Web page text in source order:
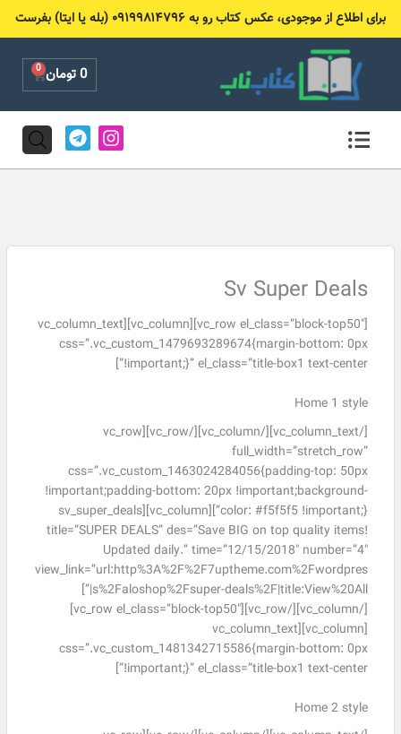
برای اطلاع از موجودی، عکس کتاب رو به ۰۹۱۹۹۸۱۴۷۹۶ (بله یا ایتا) بفرست
0تومان 0
Cart
I
n
s
r
T
e
l
a
Sv Super Deals
[vc_row el_class=”block-top50″][vc_column][vc_column_text
css=”.vc_custom_1479693289674{margin-bottom: 0px
!important;}” el_class=”title-box1 text-center”]
Home 1 style
[/vc_column_text][/vc_column][/vc_row][vc_row
full_width=”stretch_row”
css=”.vc_custom_1463024284056{padding-top: 50px
!important;padding-bottom: 20px !important;background-
color: #f5f5f5 !important;}”][vc_column][sv_super_deals
title=”SUPER DEALS” des=”Save BIG on top quality items!
Updated daily.” time=”12/15/2018″ number=”4″
view_link=”url:http%3A%2F%2F7uptheme.com%2Fwordpres
s%2Faloshop%2Fsuper-deals%2F|title:View%20All|”]
[/vc_column][/vc_row][vc_row el_class=”block-top50″]
[vc_column][vc_column_text
css=”.vc_custom_1481342715586{margin-bottom: 0px
!important;}” el_class=”title-box1 text-center”]
Home 2 style